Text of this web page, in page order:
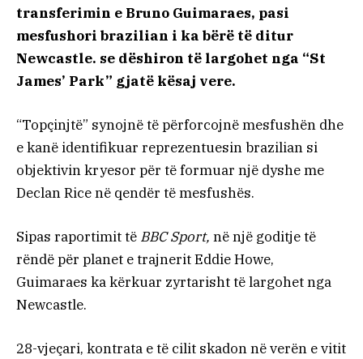
transferimin e Bruno Guimaraes, pasi
mesfushori brazilian i ka bërë të ditur
Newcastle. se dëshiron të largohet nga “St
James’ Park” gjatë kësaj vere.
“Topçinjtë” synojnë të përforcojnë mesfushën dhe
e kanë identifikuar reprezentuesin brazilian si
objektivin kryesor për të formuar një dyshe me
Declan Rice në qendër të mesfushës.
Sipas raportimit të BBC Sport, në një goditje të
rëndë për planet e trajnerit Eddie Howe,
Guimaraes ka kërkuar zyrtarisht të largohet nga
Newcastle.
28-vjeçari, kontrata e të cilit skadon në verën e vitit